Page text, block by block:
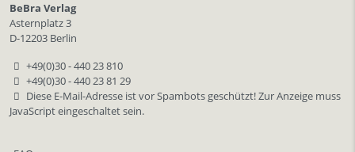
BeBra Verlag
Asternplatz 3
D-12203 Berlin
+49(0)30 - 440 23 810
+49(0)30 - 440 23 81 29
Diese E-Mail-Adresse ist vor Spambots geschützt! Zur Anzeige muss
JavaScript eingeschaltet sein.